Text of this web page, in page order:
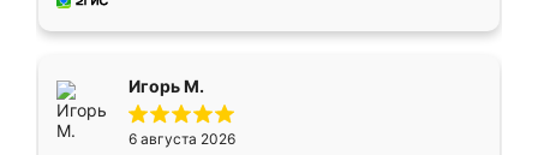
Игорь М.
6 августа 2026